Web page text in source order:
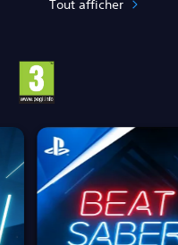
Tout afficher